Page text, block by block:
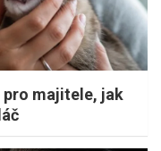
pro majitele, jak